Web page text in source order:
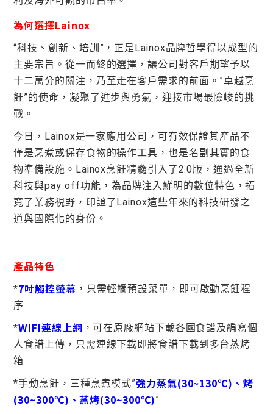
為何選擇Lainox
“科技、創新、培訓”，正是Lainox品牌哲學得以成型的
主要宗旨。從一而終的選擇，讓公司對客戶期望予以
十二萬分的關注，乃至走在客戶需求的前面。”卓越烹
飪”的使命，凝聚了進步與勇氣，迎接市場最險峻的挑
戰。
今日，Lainox是一家應用公司，可有效保證其產品不
僅是烹煮或保存食物的操作工具，也是名副其實的食
物準備設施。Lainox烹飪精髓引入了2.0版，通過全新
科技與pay off功能，為品牌注入鮮明的數位特色，拓
寬了業務視野，印證了Lainox這些年來的科技研發之
道與國際化的身份。
產品特色
*7吋觸控螢幕 ，只需輕觸預設菜單，即可啟動烹飪程
序
*WIFI連線上網 ，可在原廠網站下載各國食譜及編寫個
人食譜上傳，只需連線下載即將食譜下載到多台蒸烤
箱
*手動烹飪，三種烹煮模式”強力蒸氣(30~130℃)、烤
(30~300℃)、蒸烤(30~300℃)”